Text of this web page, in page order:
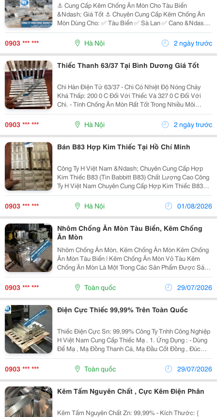
⚓ Cung Cấp Kẽm Chống Ăn Mòn Cho Tàu Biển
&Ndash; Giá Tốt ⚓ Chuyên Cung Cấp Kẽm Chống Ăn
Mòn Dùng Cho: ✅ Tàu Biển ✅ Sà Lan ✅ Cano &Ndash;
Du Thuyền ✅ Hệ Thống Chân Vịt, Thân Tàu ✅ Công
Trình Ngoài Khơi Sản Phẩm: Kẽm Chống Ăn Mòn Dạng
0903 *** *** Hà Nội 2 ngày trước
Thiếc Thanh 63/37 Tại Bình Dương Giá Tốt
Chì Hàn Điện Tử 63/37 - Chì Có Nhiệt Độ Nóng Chảy
Khá Thấp: 200 0 C Đối Với Thiếc Và 327 0 C Đối Với
Chì. - Tính Chống Ăn Mòn Rất Tốt Trong Nhiều Môi
Trường. + Ứng Dụng: - Dùng Để Hàn Dùng Trong Lĩnh
Vực Sản Xuất Quạt Điện, Bóng Điện, Bóng...
0903 *** *** Hà Nội 2 ngày trước
Bán B83 Hợp Kim Thiếc Tại Hồ Chí Minh
Công Ty H Việt Nam &Ndash; Chuyên Cung Cấp Hợp
Kim Thiếc B83 (Tin Babbitt B83) Chất Lượng Cao Công
Ty H Việt Nam Chuyên Cung Cấp Hợp Kim Thiếc B83
(Babbitt B83) Đạt Tiêu Chuẩn Chất Lượng, Phục Vụ
Ngành Cơ Khí Chế Tạo, Sửa Chữa Máy Móc, Đóng Tàu
0903 *** *** Hà Nội 01/08/2026
Nhôm Chống Ăn Mòn Tàu Biển, Kẽm Chống
Ăn Mòn
Nhôm Chống Ăn Mòn, Kẽm Chống Ăn Mòn Kẽm Chống
Ăn Mòn Tàu Biển | Kẽm Chống Ăn Mòn Vỏ Tàu Kẽm
Chống Ăn Mòn Là Một Trong Các Sản Phẩm Được Sản
Xuất Từ Kẽm Nguyên Chất Của Công Ty Tnhh Công
Nghiệp H Việt Nam. Công Ty Chúng Tôi Là Nhà Sản
Xuất Kẽm...
0903 *** *** Toàn quốc 29/07/2026
Điện Cực Thiếc 99,99% Trên Toàn Quốc
Thiếc Điện Cực Sn: 99,99% Công Ty Tnhh Công Nghiệp
H Việt Nam Cung Cấp Thiếc Mạ . 1. Ứng Dụng : - Dùng
Để Mạ , Mạ Đồng Thanh Cá, Mạ Đầu Cốt Đồng , Đúc
Đồng, Chế Tác Đồng ....Vv - Dùng Trong Ngành Chế Tạo
,Dệt May ,Sản Xuất Bóng Đèn, Dùng...
0903 *** *** Toàn quốc 29/07/2026
Kẽm Tấm Nguyên Chất , Cực Kẽm Điện Phân
Kẽm Tấm Nguyên Chất Zn: 99,99% - Kích Thước: {